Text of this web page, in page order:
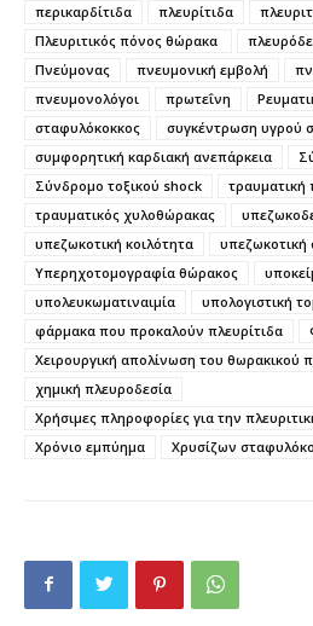
περικαρδίτιδα
πλευρίτιδα
Πλευριτικός πόνος θώρακα
Πνεύμονας
πνευμονική εμβολή
πνευμονολόγοι
πρωτεΐνη
σταφυλόκοκκος
συγκέντρωση υγρού
συμφορητική καρδιακή ανεπάρκεια
Σύνδρομο τοξικού shock
τραυματική
τραυματικός χυλοθώρακας
υπεζωκοτική κοιλότητα
υπεζωκοτική
Υπερηχοτομογραφία θώρακος
υπολευκωματιναιμία
υπολογιστική
φάρμακα που προκαλούν πλευρίτιδα
Χειρουργική απολίνωση του θωρακικού
χημική πλευροδεσία
Χρήσιμες πληροφορίες για την
Χρόνιο εμπύημα
Χρυσίζων